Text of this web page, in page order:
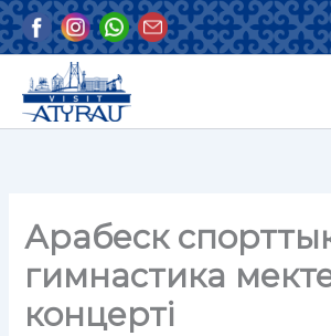
Skip
to
Арабеск
гимнастика
концерті